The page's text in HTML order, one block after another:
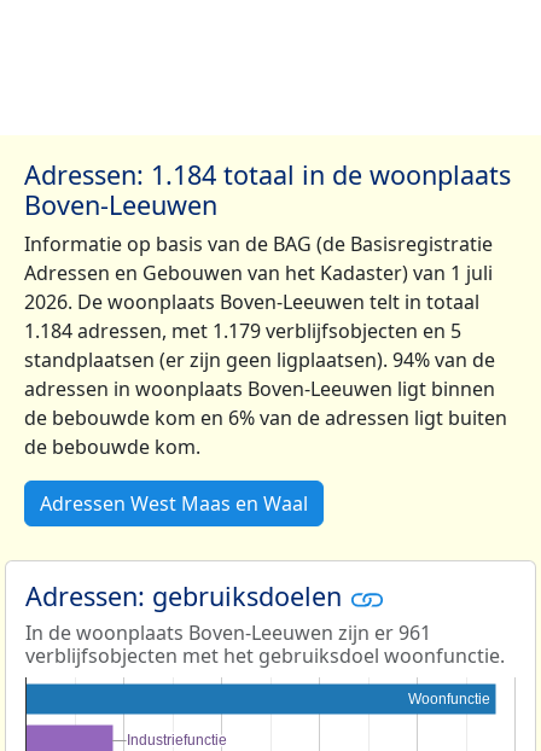
Adressen: 1.184 totaal in de woonplaats
Boven-Leeuwen
Informatie op basis van de BAG (de Basisregistratie
Adressen en Gebouwen van het Kadaster) van 1 juli
2026. De woonplaats Boven-Leeuwen telt in totaal
1.184 adressen, met 1.179 verblijfsobjecten en 5
standplaatsen (er zijn geen ligplaatsen). 94% van de
adressen in woonplaats Boven-Leeuwen ligt binnen
de bebouwde kom en 6% van de adressen ligt buiten
de bebouwde kom.
Adressen West Maas en Waal
Adressen: gebruiksdoelen
In de woonplaats Boven-Leeuwen zijn er 961
verblijfsobjecten met het gebruiksdoel woonfunctie.
Woonfunctie
Industriefunctie
Industriefunctie